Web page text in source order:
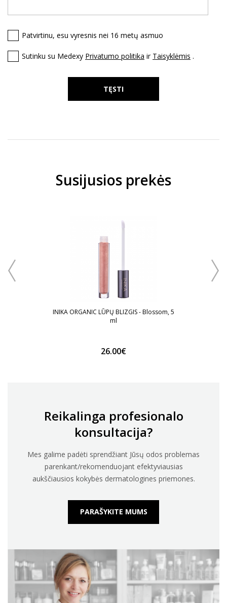
Patvirtinu, esu vyresnis nei 16 metų asmuo
Sutinku su Medexy Privatumo politika ir Taisyklėmis .
TĘSTI
Susijusios prekės
INIKA ORGANIC LŪPŲ BLIZGIS - Blossom, 5
ml
26.00€
Reikalinga profesionalo
konsultacija?
Mes galime padėti sprendžiant Jūsų odos problemas
parenkant/rekomenduojant efektyviausias
aukščiausios kokybės dermatologines priemones.
PARAŠYKITE MUMS